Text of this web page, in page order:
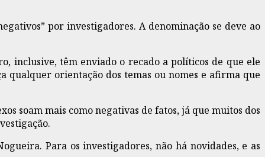
por investigadores. A denominação se deve ao
inclusive, têm enviado o recado a políticos de que ele
qualquer orientação dos temas ou nomes e afirma que
soam mais como negativas de fatos, já que muitos dos
Para os investigadores, não há novidades, e as